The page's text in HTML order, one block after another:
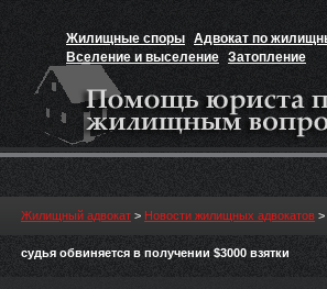
Жилищные споры Адвокат по
Вселение и выселение Затопление
Признание прав на жильё
Жилищный адвокат > Новости жилищных адвокатов >
судья обвиняется в получении $3000 взятки